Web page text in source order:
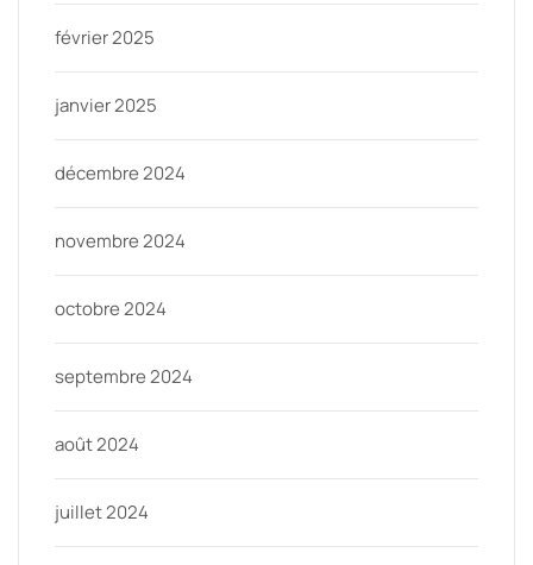
février 2025
janvier 2025
décembre 2024
novembre 2024
octobre 2024
septembre 2024
août 2024
juillet 2024